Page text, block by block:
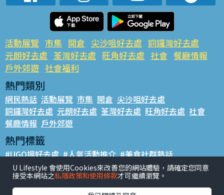
活動展覽 市集 開倉 尖沙咀好去處 銅鑼灣好去處
元朗好去處 荃灣好去處 旺角好去處 社會 餐廳情報
戶外郊遊 社會福利
熱門類別
網民熱話 活動展覽 市集 開倉 尖沙咀好去處
銅鑼灣好去處 元朗好去處 荃灣好去處 旺角好去處 社會
餐廳情報 戶外郊遊
熱門標籤
#UGO搵好去處 #人氣活動推介 #美食社群熱話
#親子玩樂好去處 #ULifestyle應用程式 #限時搶
#UJetso禮物放送 #ULifestyle商戶中心 #著數
U Lifestyle 會使用Cookies來改善您的網站體驗，請確定您同意
接受本網站之私隱政策和使用條款才可繼續瀏覽。